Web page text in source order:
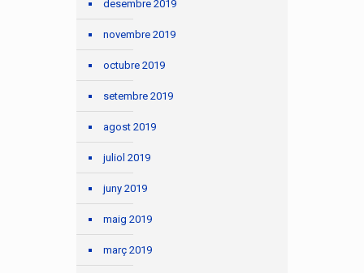
desembre 2019
novembre 2019
octubre 2019
setembre 2019
agost 2019
juliol 2019
juny 2019
maig 2019
març 2019